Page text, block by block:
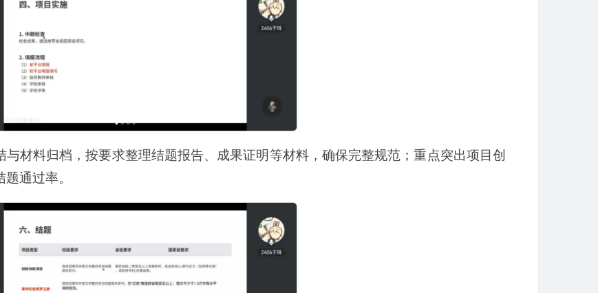
材料归档，按要求整理结题报告、成果证明等材料，确保完整规范；重点突出项目创
通过率。